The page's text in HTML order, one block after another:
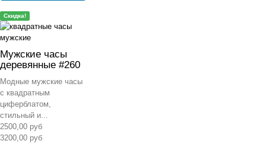
Скидка!
Мужские часы
деревянные #260
Модные мужские часы
с квадратным
циферблатом,
стильный и...
2500,00 руб
3200,00 руб